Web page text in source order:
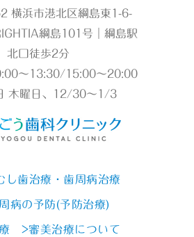
横浜市港北区綱島東1-6-
綱島101号｜綱島駅
北口徒歩2分
～13:30/15:00～20:00
木曜日、12/30～1/3
し歯治療・歯周病治療
病の予防(予防治療)
>審美治療について